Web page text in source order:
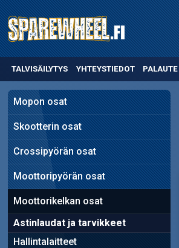
TALVISÄILYTYS YHTEYSTIEDOT PALAUTE
Mopon osat
Skootterin osat
Crossipyörän osat
Moottoripyörän osat
Moottorikelkan osat
Astinlaudat ja tarvikkeet
Hallintalaitteet